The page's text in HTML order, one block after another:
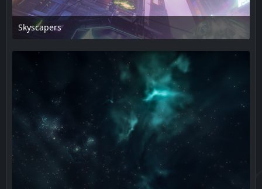
Skyscapers
17. Februar 2025 um 14:08